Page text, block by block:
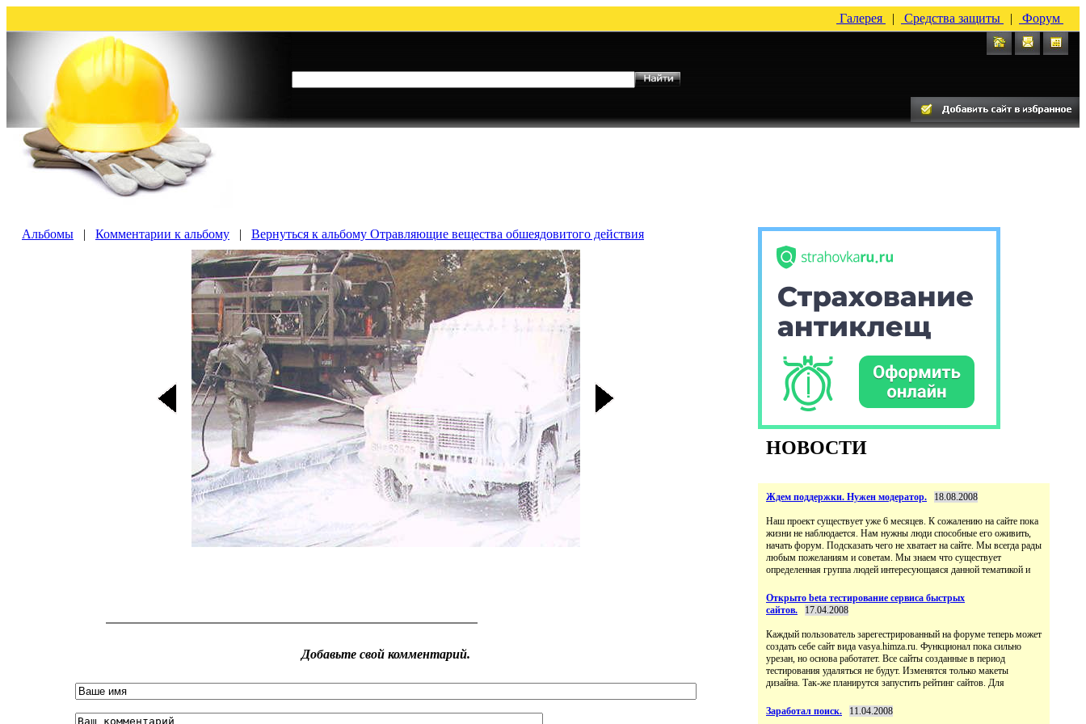
Галерея | Средства защиты | Форум
Альбомы | Комментарии к альбому | Вернуться к альбому Отравляющие вещества обшеядовитого действия
Добавьте свой комментарий.
НОВОСТИ
Ждем поддержки. Нужен модератор. 18.08.2008
Наш проект существует уже 6 месяцев. К сожалению на сайте пока
жизни не наблюдается. Нам нужны люди способные его оживить,
начать форум. Подсказать чего не хватает на сайте. Мы всегда рады
любым пожеланиям и советам. Мы знаем что существует
определенная группа людей интересующаяся данной тематикой и
Открыто beta тестирование сервиса быстрых
сайтов.
17.04.2008
Каждый пользователь зарегестрированный на форуме теперь может
создать себе сайт вида vasya.himza.ru. Функционал пока сильно
урезан, но основа работатет. Все сайты созданные в период
тестирования удаляться не будут. Изменятся только макеты
дизайна. Так-же планирутся запустить рейтинг сайтов. Для
Заработал поиск. 11.04.2008